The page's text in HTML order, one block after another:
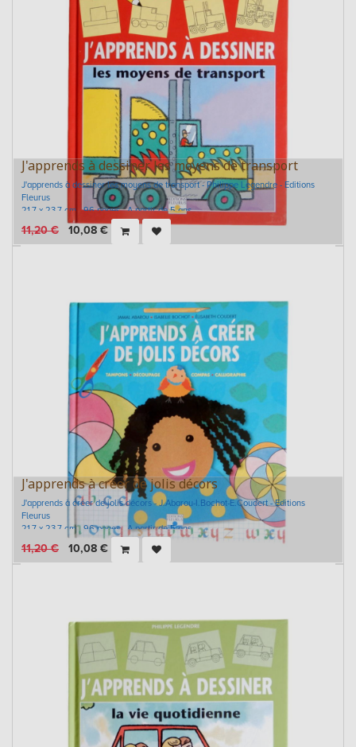
J'apprends à dessiner les moyens de transport
J'apprends à dessiner les moyens de transport - Philippe Legendre - Editions
Fleurus
21,7 x 23,7 cm - 96 pages - A partir de 5 ans
11,20€ 10,08 €
J'apprends à créer de jolis décors
J'apprends à créer de jolis décors - J.Abarou-I.Bochot-E.Coudert - Editions
Fleurus
21,7 x 23,7 cm - 96 pages - A partir de 5 ans
11,20€ 10,08 €